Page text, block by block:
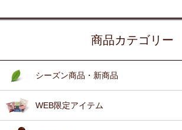
商品カテゴリー
シーズン商品・新商品
WEB限定アイテム